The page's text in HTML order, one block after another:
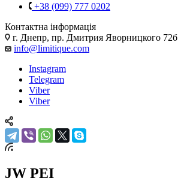
+38 (099) 777 0202
Контактна інформація
г. Днепр, пр. Дмитрия Яворницкого 72б
info@limitique.com
Instagram
Telegram
Viber
Viber
JW PEI